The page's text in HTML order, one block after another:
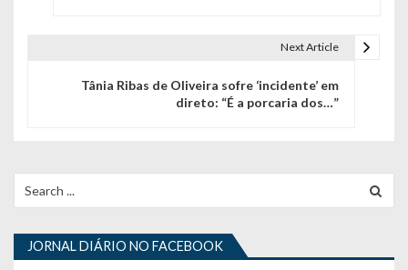
ã
o
d
Next Article
Tânia Ribas de Oliveira sofre ‘incidente’ em
direto: “É a porcaria dos…”
for:
JORNAL DIÁRIO NO FACEBOOK